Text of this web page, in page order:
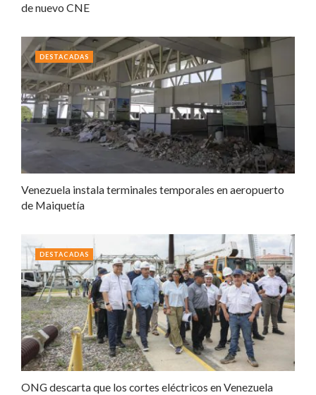
de nuevo CNE
Venezuela instala terminales temporales en aeropuerto
de Maiquetía
DESTACADAS
ONG descarta que los cortes eléctricos en Venezuela
DESTACADAS